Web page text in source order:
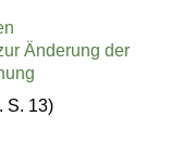
Änderung der
S. 13)